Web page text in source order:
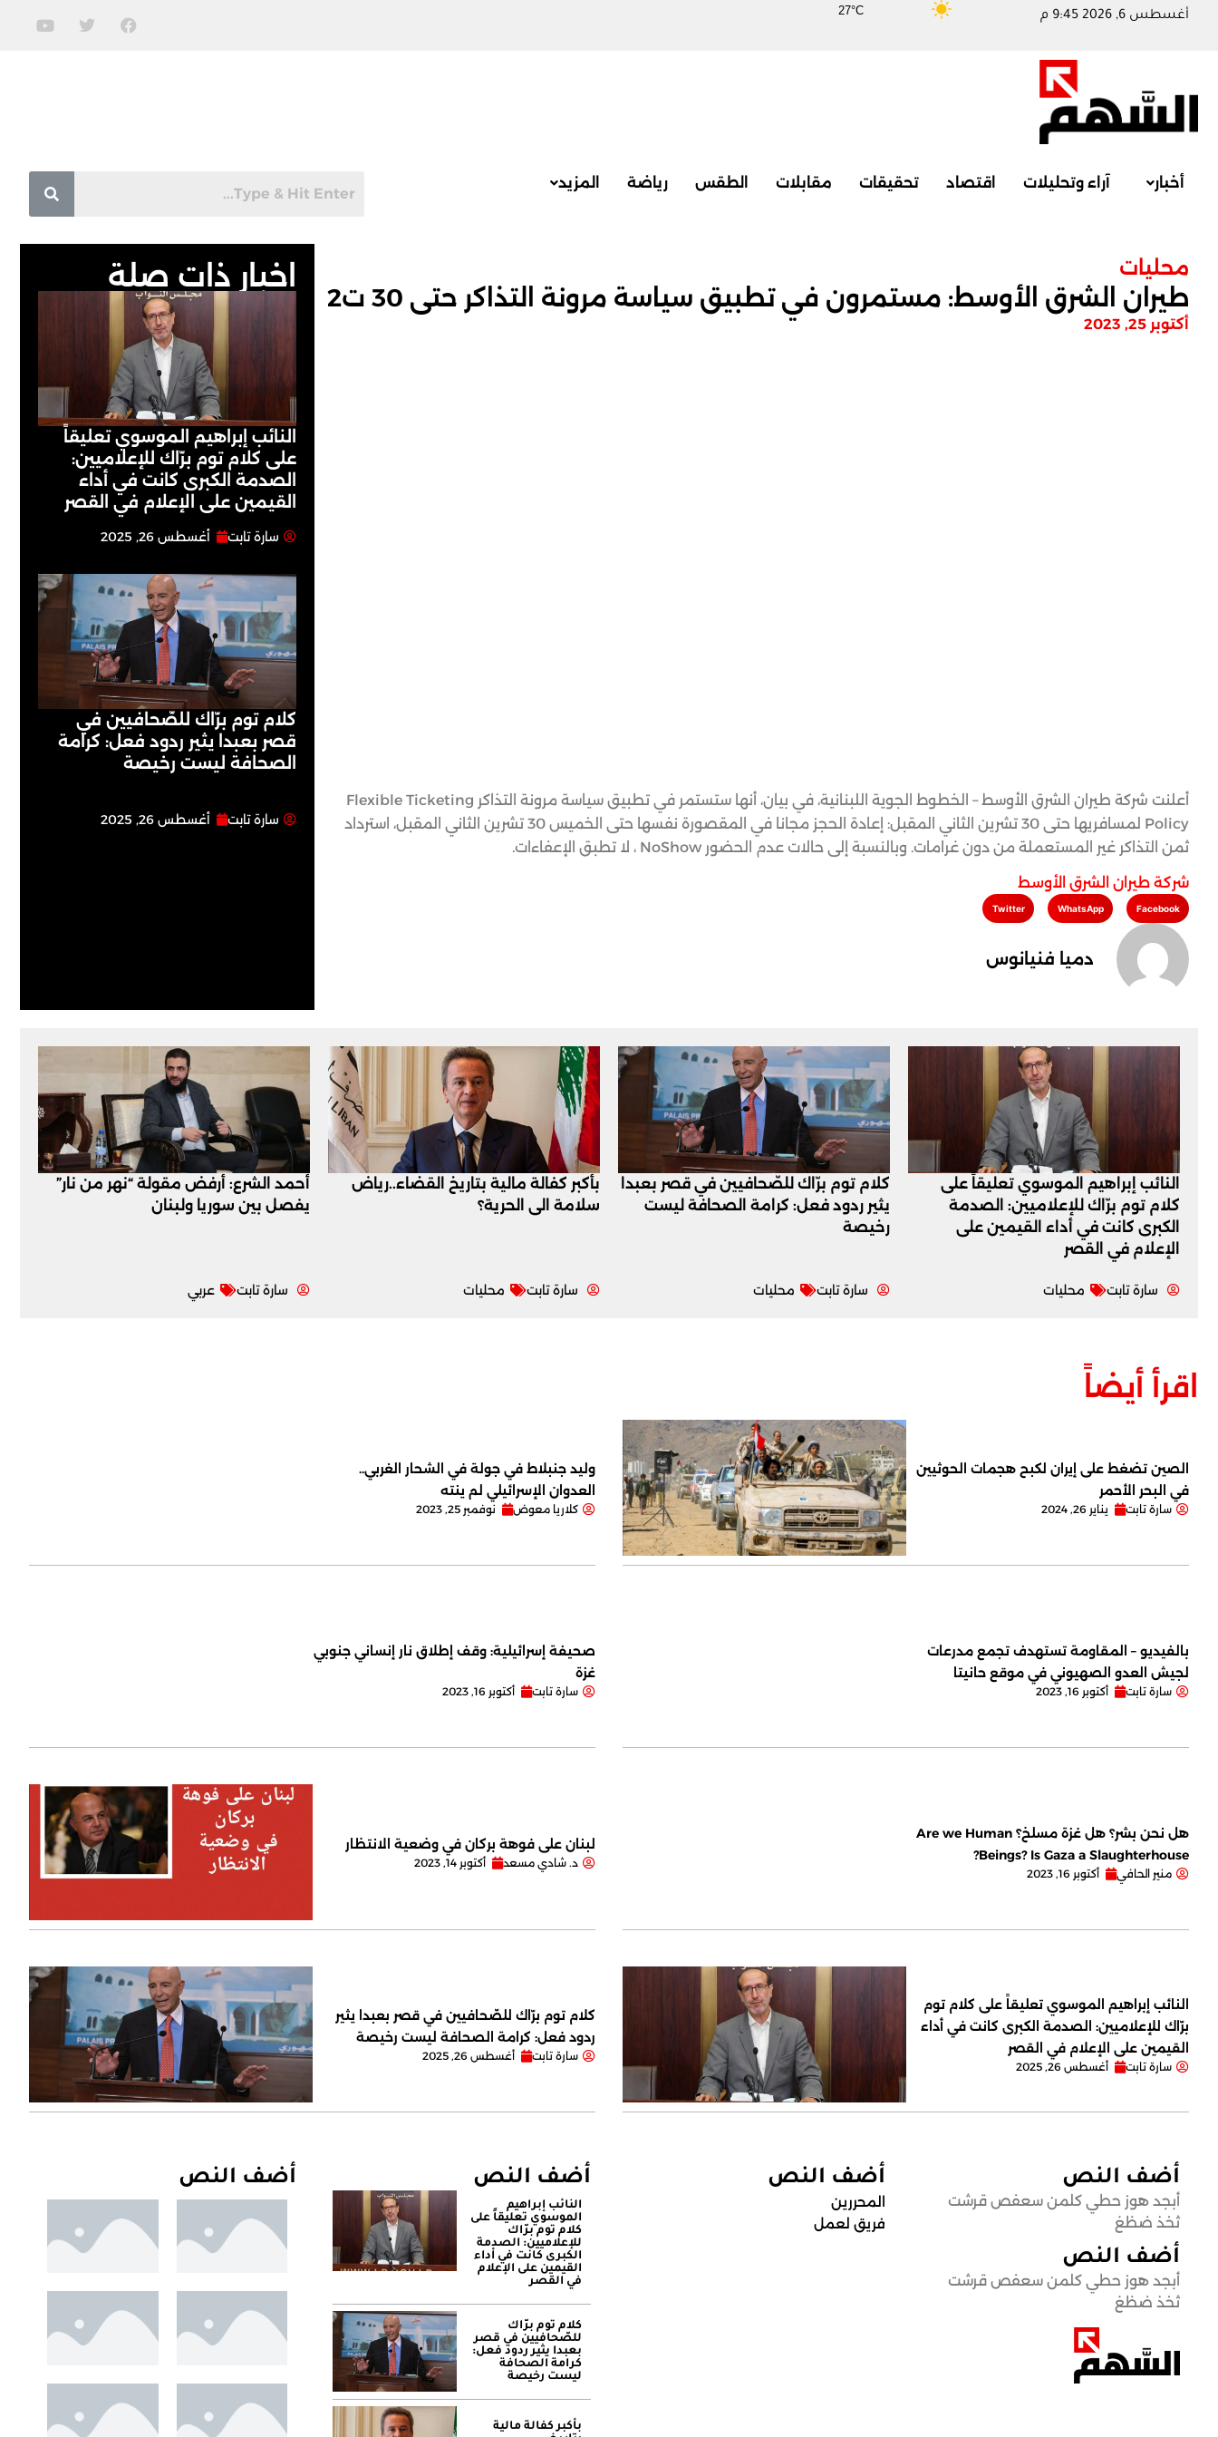
27°C أغسطس 6, 2026 9:45 م
أخبار آراء وتحليلات اقتصاد تحقيقات مقابلات الطقس رياضة المزيد
اخبار ذات صلة
النائب إبراهيم الموسوي تعليقاً
على كلام توم برّاك للإعلاميين:
الصدمة الكبرى كانت في أداء
القيمين على ‏الإعلام في القصر
سارة تابت أغسطس 26, 2025
كلام توم برّاك للصّحافيين في
قصر بعبدا يثير ردود فعل: كرامة
الصحافة ليست رخيصة
سارة تابت أغسطس 26, 2025
محليات
طيران الشرق الأوسط: مستمرون في تطبيق سياسة مرونة التذاكر حتى 30 ت2
أكتوبر 25, 2023
أعلنت شركة طيران الشرق الأوسط – الخطوط الجوية اللبنانية، في بيان، أنها ستستمر في تطبيق سياسة مرونة التذاكر Flexible Ticketing
Policy لمسافريها حتى 30 تشرين الثاني المقبل: إعادة الحجز مجانا في المقصورة نفسها حتى الخميس 30 تشرين الثاني المقبل، استرداد
ثمن التذاكر غير المستعملة من دون غرامات. وبالنسبة إلى حالات عدم الحضور NoShow ، لا تطبق الإعفاءات.
شركة طيران الشرق الأوسط
Facebook
WhatsApp
Twitter
دميا فنيانوس
النائب إبراهيم الموسوي تعليقاً على
كلام توم برّاك للإعلاميين: الصدمة
الكبرى كانت في أداء القيمين على
‏الإعلام في القصر
سارة تابت محليات
كلام توم برّاك للصّحافيين في قصر بعبدا
يثير ردود فعل: كرامة الصحافة ليست
رخيصة
سارة تابت محليات
بأكبر كفالة مالية بتاريخ القضاء..رياض
سلامة الى الحرية؟
سارة تابت محليات
أحمد الشرع: أرفض مقولة “نهر من نار”
يفصل بين سوريا ولبنان
سارة تابت عربي
اقرأ أيضاً
الصين تضغط على إيران لكبح هجمات الحوثيين
في البحر الأحمر
سارة تابت يناير 26, 2024
وليد جنبلاط في جولة في الشحار الغربي..
العدوان الإسرائيلي لم ينته
كلاريا معوض نوفمبر 25, 2023
بالفيديو – المقاومة تستهدف تجمع مدرعات
لجيش العدو الصهيوني في موقع حانيتا
سارة تابت أكتوبر 16, 2023
صحيفة إسرائيلية: وقف إطلاق نار إنساني جنوبي
غزة
سارة تابت أكتوبر 16, 2023
هل نحن بشر؟ هل غزة مسلخ؟ Are we Human
Beings? Is Gaza a Slaughterhouse?
منير الحافي أكتوبر 16, 2023
لبنان على فوهة بركان في وضعية الانتظار
د. شادي مسعد أكتوبر 14, 2023
النائب إبراهيم الموسوي تعليقاً على كلام توم
برّاك للإعلاميين: الصدمة الكبرى كانت في أداء
القيمين على ‏الإعلام في القصر
سارة تابت أغسطس 26, 2025
كلام توم برّاك للصّحافيين في قصر بعبدا يثير
ردود فعل: كرامة الصحافة ليست رخيصة
سارة تابت أغسطس 26, 2025
أضف النص
أبجد هوز حطي كلمن سعفص قرشت
ثخذ ضظغ
أضف النص
أبجد هوز حطي كلمن سعفص قرشت
ثخذ ضظغ
أضف النص
المحررين
فريق لعمل
أضف النص
النائب إبراهيم
الموسوي تعليقاً على
كلام توم برّاك
للإعلاميين: الصدمة
الكبرى كانت في أداء
القيمين على ‏الإعلام
في القصر
كلام توم برّاك
للصّحافيين في قصر
بعبدا يثير ردود فعل:
كرامة الصحافة
ليست رخيصة
بأكبر كفالة مالية
أضف النص